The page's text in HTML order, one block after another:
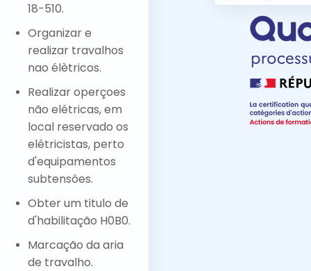
18-510.
Organizar e
realizar travalhos
nao élètricos.
Realizar operçoes
não elétricas, em
local reservado os
elétricistas, perto
d'equipamentos
subtensôes.
Obter um titulo de
d'habilitação H0B0.
Marcação da aria
de travalho.